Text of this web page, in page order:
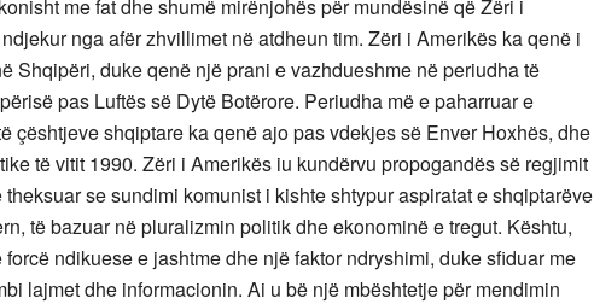
me fat dhe shumë mirënjohës për mundësinë që Zëri i
nga afër zhvillimet në atdheun tim. Zëri i Amerikës ka qenë i
Shqipëri, duke qenë një prani e vazhdueshme në periudha të
pas Luftës së Dytë Botërore. Periudha më e paharruar e
çështjeve shqiptare ka qenë ajo pas vdekjes së Enver Hoxhës, dhe
të vitit 1990. Zëri i Amerikës iu kundërvu propogandës së regjimit
se sundimi komunist i kishte shtypur aspiratat e shqiptarëve
të bazuar në pluralizmin politik dhe ekonominë e tregut. Kështu,
ndikuese e jashtme dhe një faktor ndryshimi, duke sfiduar me
lajmet dhe informacionin. Ai u bë një mbështetje për mendimin